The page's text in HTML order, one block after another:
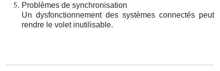
Problèmes de synchronisation
Un dysfonctionnement des systèmes connectés peut
rendre le volet inutilisable.